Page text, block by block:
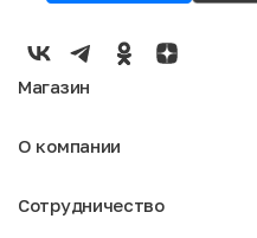
Мужской
Женский
Магазин
Мужское
О компании
Отзывы
Сотрудничество